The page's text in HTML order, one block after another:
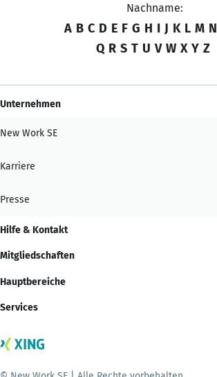
Nachname:
A B C D E F G H I J K L M N
Q R S T U V W X Y Z
Unternehmen
New Work SE
Karriere
Presse
Hilfe & Kontakt
Mitgliedschaften
Hauptbereiche
Services